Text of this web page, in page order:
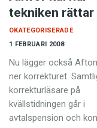
Podden
Anmäl till
Föreslå nyord
Annonsera
tekniken rättar
1 FEBRUARI 2008
OKATEGORISERADE
Nu lägger också
ner korrekturet.
korrekturläsare på
kvällstidningen går i
avtalspension och